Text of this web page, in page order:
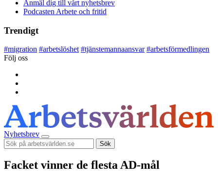
Anmäl dig till vårt nyhetsbrev
Podcasten Arbete och fritid
Trendigt
#migration #arbetslöshet #tjänstemannaansvar #arbetsförmedlingen
Följ oss
Nyhetsbrev
Sök
Facket vinner de flesta AD-mål